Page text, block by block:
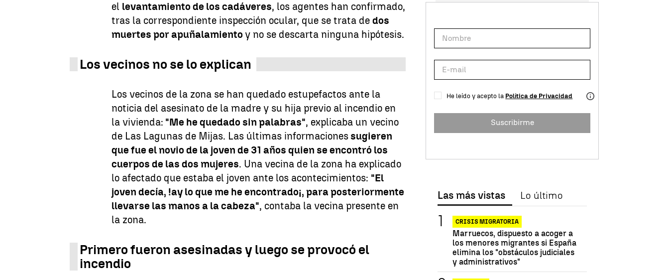
el levantamiento de los cadáveres, los agentes han confirmado,
tras la correspondiente inspección ocular, que se trata dedos
muertes por apuñalamiento y no se descarta ninguna hipótesis.
Los vecinos no se lo explican
Los vecinos de la zona se han quedado estupefactos ante la
noticia del asesinato de la madre y su hija previo al incendio en
la vivienda: "Me he quedado sin palabras", explicaba un vecino
de Las Lagunas de Mijas. Las últimas informacionessugieren
que fue el novio de la joven de 31 años quien se encontró los
cuerpos de las dos mujeres. Una vecina de la zona ha explicado
lo afectado que estaba el joven ante los acontecimientos: "El
joven decía, !ay lo que me he encontrado¡, para posteriormente
llevarse las manos a la cabeza", contaba la vecina presente en
la zona.
Primero fueron asesinadas y luego se provocó el
incendio
He leído y acepto la Política de Privacidad
Suscribirme
Las más vistas Lo último
CRISIS MIGRATORIA
Marruecos, dispuesto a acoger a
los menores migrantes si España
elimina los "obstáculos judiciales
y administrativos"